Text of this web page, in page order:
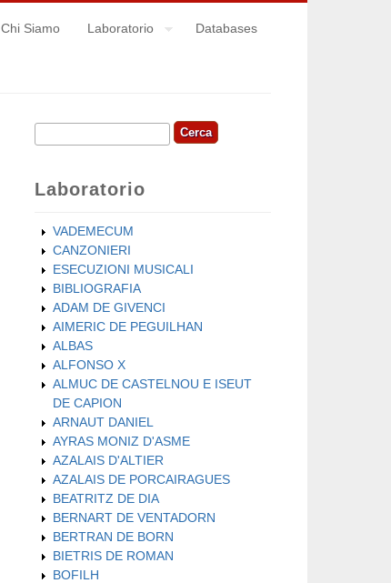
Chi Siamo Laboratorio Databases
Form di ricerca
Cerca
Laboratorio
VADEMECUM
CANZONIERI
ESECUZIONI MUSICALI
BIBLIOGRAFIA
ADAM DE GIVENCI
AIMERIC DE PEGUILHAN
ALBAS
ALFONSO X
ALMUC DE CASTELNOU E ISEUT
DE CAPION
ARNAUT DANIEL
AYRAS MONIZ D'ASME
AZALAIS D'ALTIER
AZALAIS DE PORCAIRAGUES
BEATRITZ DE DIA
BERNART DE VENTADORN
BERTRAN DE BORN
BIETRIS DE ROMAN
BOFILH